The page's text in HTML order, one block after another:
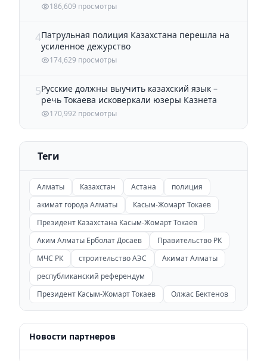
186,609 просмотры
4Патрульная полиция Казахстана перешла на
усиленное дежурство
174,629 просмотры
5Русские должны выучить казахский язык –
речь Токаева исковеркали юзеры Казнета
170,992 просмотры
Теги
Алматы Казахстан Астана
полиция
акимат города Алматы
Касым-Жомарт Токаев
Президент Казахстана Касым-Жомарт Токаев
Аким Алматы Ерболат Досаев
Правительство РК
МЧС РК
строительство АЭС
Акимат Алматы
республиканский референдум
Президент Касым-Жомарт Токаев
Олжас Бектенов
Новости партнеров